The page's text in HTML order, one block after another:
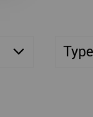
Type